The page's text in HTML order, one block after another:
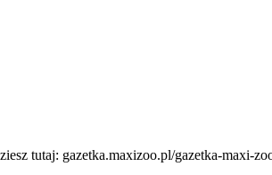
tutaj: gazetka.maxizoo.pl/gazetka-maxi-